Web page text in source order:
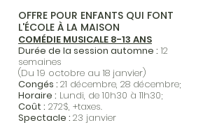
OFFRE POUR ENFANTS QUI FONT
L'ÉCOLE À LA MAISON
COMÉDIE MUSICALE 8-13 ANS
Durée de la session automne : 12
semaines
(Du 19 octobre au 18 janvier)
Congés : 21 décembre, 28 décembre;
Horaire : Lundi, de 10h30 à 11h30;
Coût : 272$, +taxes.
Spectacle : 23 janvier